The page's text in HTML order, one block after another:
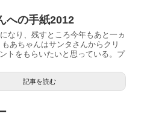
への手紙2012
なり、残すところ今年もあと一ヵ
あちゃんはサンタさんからクリ
トをもらいたいと思っている。プ
記事を読む